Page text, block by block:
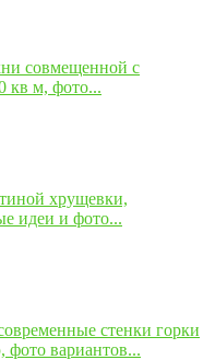
совмещенной с
кв м, фото...
хрущевки,
идеи и фото...
стенки горки
фото вариантов...